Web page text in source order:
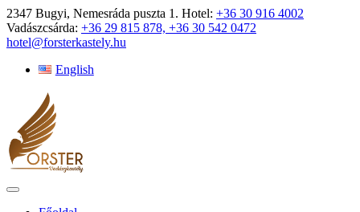
2347 Bugyi, Nemesráda puszta 1. Hotel: +36 30 916 4002
Vadászcsárda: +36 29 815 878, +36 30 542 0472
hotel@forsterkastely.hu
English